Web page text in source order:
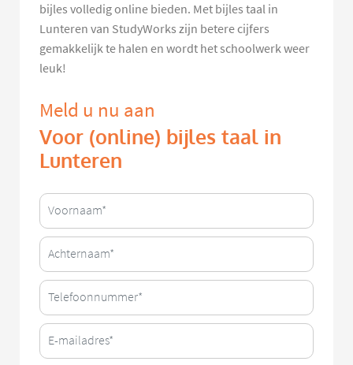
bijles volledig online bieden. Met bijles taal in
Lunteren van StudyWorks zijn betere cijfers
gemakkelijk te halen en wordt het schoolwerk weer
leuk!
Meld u nu aan
Voor (online) bijles taal in
Lunteren